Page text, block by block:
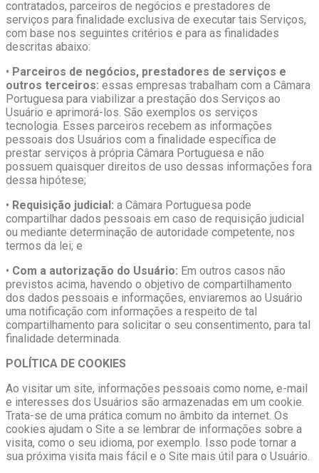
contratados, parceiros de negócios e prestadores de
serviços para finalidade exclusiva de executar tais Serviços,
com base nos seguintes critérios e para as finalidades
descritas abaixo:
• Parceiros de negócios, prestadores de serviços e
outros terceiros: essas empresas trabalham com a Câmara
Portuguesa para viabilizar a prestação dos Serviços ao
Usuário e aprimorá-los. São exemplos os serviços
tecnologia. Esses parceiros recebem as informações
pessoais dos Usuários com a finalidade específica de
prestar serviços à própria Câmara Portuguesa e não
possuem quaisquer direitos de uso dessas informações fora
dessa hipótese;
• Requisição judicial: a Câmara Portuguesa pode
compartilhar dados pessoais em caso de requisição judicial
ou mediante determinação de autoridade competente, nos
termos da lei; e
• Com a autorização do Usuário: Em outros casos não
previstos acima, havendo o objetivo de compartilhamento
dos dados pessoais e informações, enviaremos ao Usuário
uma notificação com informações a respeito de tal
compartilhamento para solicitar o seu consentimento, para tal
finalidade determinada.
POLÍTICA DE COOKIES
Ao visitar um site, informações pessoais como nome, e-mail
e interesses dos Usuários são armazenadas em um cookie.
Trata-se de uma prática comum no âmbito da internet. Os
cookies ajudam o Site a se lembrar de informações sobre a
visita, como o seu idioma, por exemplo. Isso pode tornar a
sua próxima visita mais fácil e o Site mais útil para o Usuário.